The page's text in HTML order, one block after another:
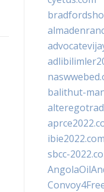
balithut-
ibie2022.com
sbcc-